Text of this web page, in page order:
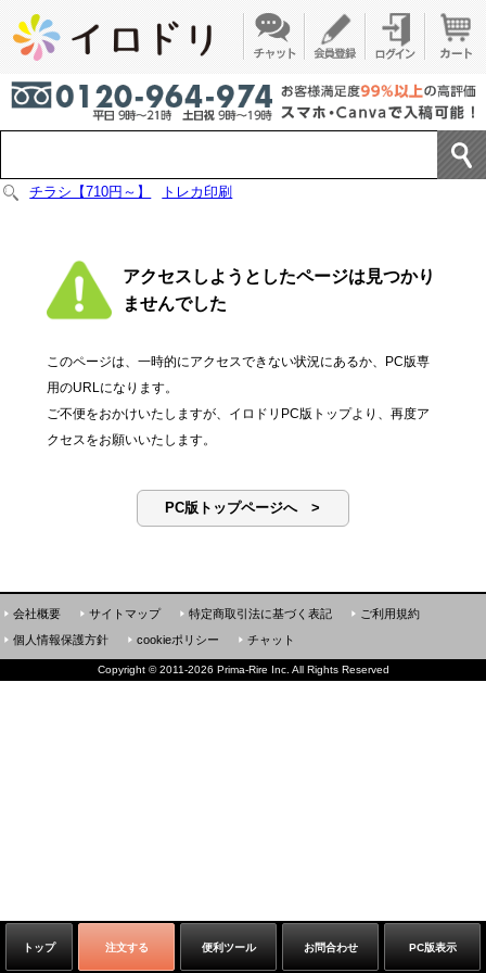
チラシ【710円～】 トレカ印刷
アクセスしようとしたページは見つかり
ませんでした
このページは、一時的にアクセスできない状況にあるか、PC版専
用のURLになります。
ご不便をおかけいたしますが、イロドリPC版トップより、再度ア
クセスをお願いいたします。
PC版トップページへ >
トップ 注文する 便利ツール お問合わせ PC版表示
会社概要 サイトマップ 特定商取引法に基づく表記
ご利用規約
個人情報保護方針
cookieポリシー チャット
Copyright ©2011-2026 Prima-Rire Inc. All Rights Reserved